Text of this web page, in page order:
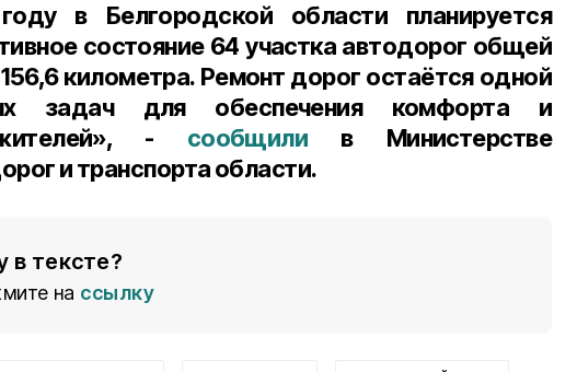
в Белгородской области планируется
состояние 64 участка автодорог общей
километра. Ремонт дорог остаётся одной
задач для обеспечения комфорта и
жителей», - сообщили в Министерстве
и транспорта области.
в тексте?
на ссылку